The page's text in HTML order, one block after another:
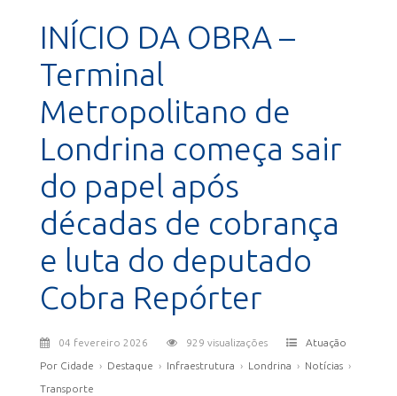
INÍCIO DA OBRA –
Terminal
Metropolitano de
Londrina começa sair
do papel após
décadas de cobrança
e luta do deputado
Cobra Repórter
04 fevereiro 2026 929 visualizações
Atuação
Por Cidade › Destaque › Infraestrutura › Londrina › Notícias ›
Transporte